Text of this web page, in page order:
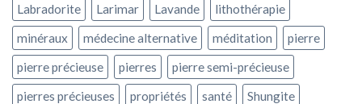
Labradorite
Larimar Lavande
lithothérapie
minéraux
médecine alternative méditation
pierre
pierre précieuse
pierres
pierre semi-précieuse
pierres précieuses
propriétés santé
Shungite